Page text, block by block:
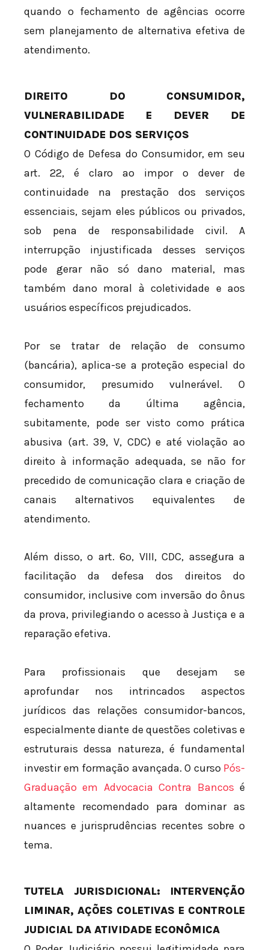
quando o fechamento de agências ocorre
sem planejamento de alternativa efetiva de
atendimento.
DIREITO DO CONSUMIDOR,
VULNERABILIDADE E DEVER DE
CONTINUIDADE DOS SERVIÇOS
O Código de Defesa do Consumidor, em seu
art. 22, é claro ao impor o dever de
continuidade na prestação dos serviços
essenciais, sejam eles públicos ou privados,
sob pena de responsabilidade civil. A
interrupção injustificada desses serviços
pode gerar não só dano material, mas
também dano moral à coletividade e aos
usuários específicos prejudicados.
Por se tratar de relação de consumo
(bancária), aplica-se a proteção especial do
consumidor, presumido vulnerável. O
fechamento da última agência,
subitamente, pode ser visto como prática
abusiva (art. 39, V, CDC) e até violação ao
direito à informação adequada, se não for
precedido de comunicação clara e criação de
canais alternativos equivalentes de
atendimento.
Além disso, o art. 6º, VIII, CDC, assegura a
facilitação da defesa dos direitos do
consumidor, inclusive com inversão do ônus
da prova, privilegiando o acesso à Justiça e a
reparação efetiva.
Para profissionais que desejam se
aprofundar nos intrincados aspectos
jurídicos das relações consumidor-bancos,
especialmente diante de questões coletivas e
estruturais dessa natureza, é fundamental
investir em formação avançada. O curso Pós-
Graduação em Advocacia Contra Bancos é
altamente recomendado para dominar as
nuances e jurisprudências recentes sobre o
tema.
TUTELA JURISDICIONAL: INTERVENÇÃO
LIMINAR, AÇÕES COLETIVAS E CONTROLE
JUDICIAL DA ATIVIDADE ECONÔMICA